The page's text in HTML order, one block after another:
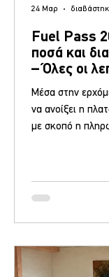
Fuel Pass
ποσά και
– Όλες οι
Μέσα στην
να ανοίξει η
με σκοπό η
μορφή
Όσοι δεν
τη δυνατότητα
24 Μαρ